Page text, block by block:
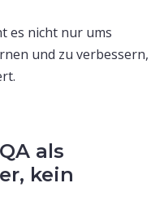
es nicht nur ums
und zu verbessern,
als
kein